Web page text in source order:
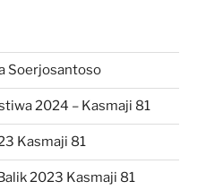
Soerjosantoso
2024 – Kasmaji 81
Kasmaji 81
2023 Kasmaji 81